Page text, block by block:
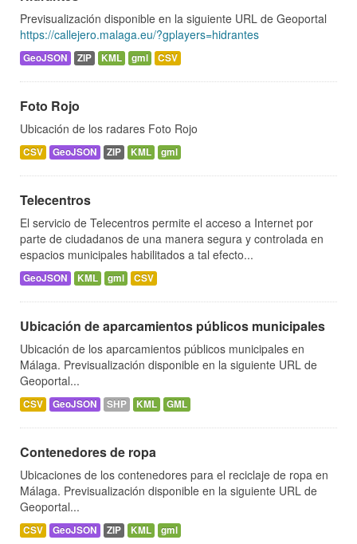
Previsualización disponible en la siguiente URL de Geoportal
https://callejero.malaga.eu/?gplayers=hidrantes
GeoJSON ZIP KML gml CSV
Foto Rojo
Ubicación de los radares Foto Rojo
CSV GeoJSON ZIP KML gml
Telecentros
El servicio de Telecentros permite el acceso a Internet por
parte de ciudadanos de una manera segura y controlada en
espacios municipales habilitados a tal efecto...
GeoJSON KML gml CSV
Ubicación de aparcamientos públicos municipales
Ubicación de los aparcamientos públicos municipales en
Málaga. Previsualización disponible en la siguiente URL de
Geoportal...
CSV GeoJSON SHP KML GML
Contenedores de ropa
Ubicaciones de los contenedores para el reciclaje de ropa en
Málaga. Previsualización disponible en la siguiente URL de
Geoportal...
CSV GeoJSON ZIP KML gml